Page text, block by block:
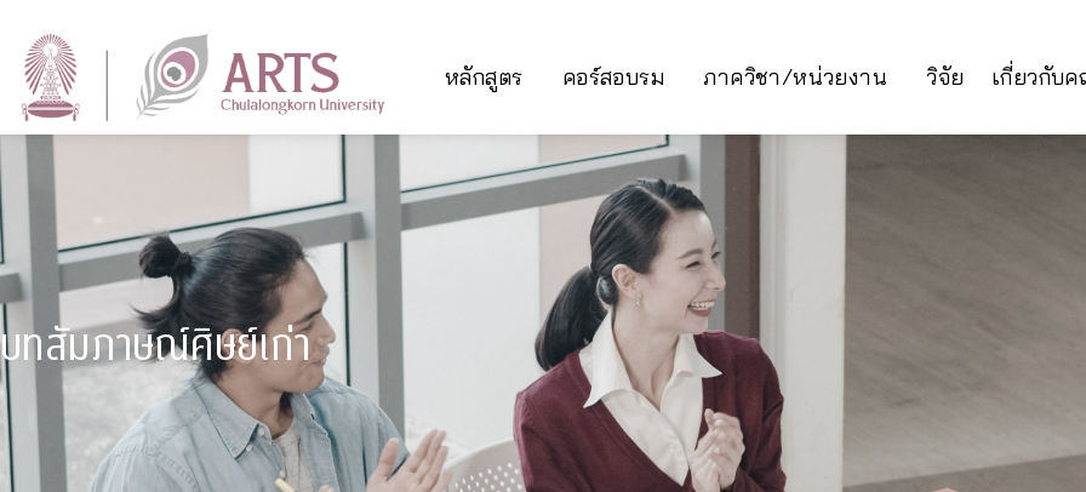
หลักสูตร คอร์สอบรม ภาควิชา/หน่วยงาน วิจัย เกี่ยวกับ
บทสัมภาษณ์ศิษย์เก่า